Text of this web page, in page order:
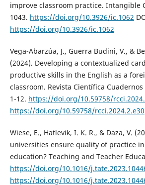
improve classroom practice. Intangible
1043. https://doi.org/10.3926/ic.1062
https://doi.org/10.3926/ic.1062
Vega-Abarzúa, J., Guerra Budini, V., &
(2024). Developing a contextualized
productive skills in the English as a
classroom. Revista Científica
1-12. https://doi.org/10.59758/
https://doi.org/10.59758/rcci.2024.2.e30
Wiese, E., Hatlevik, I. K. R., & Daza, V.
universities ensure quality of practice
education? Teaching and Teacher
https://doi.org/10.1016/
https://doi.org/10.1016/